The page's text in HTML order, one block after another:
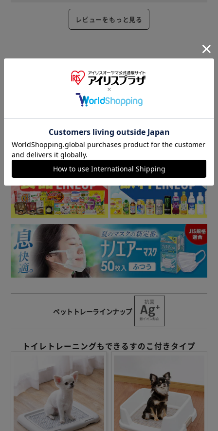
レビューをもっと見る
▼ 食品・飲料おすすめ ▼
ペットトレーラインナップ
トイレトレーニングもできるすのこ付きタイプ